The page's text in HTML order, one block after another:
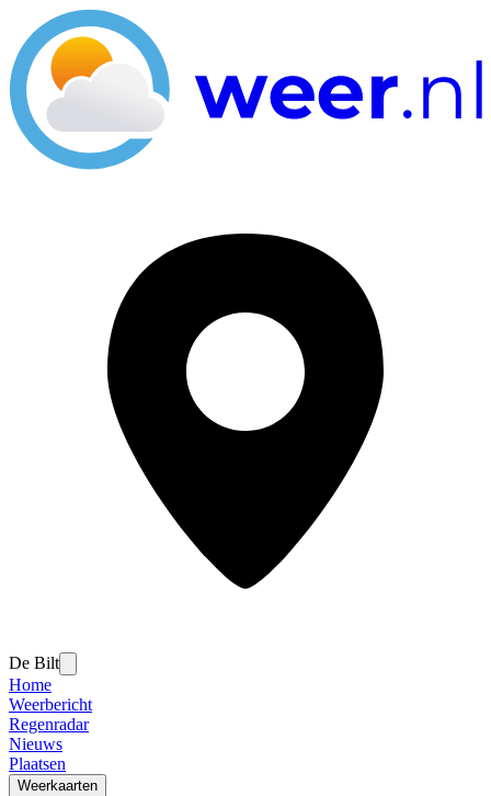
De Bilt
Home
Weerbericht
Regenradar
Nieuws
Plaatsen
Weerkaarten